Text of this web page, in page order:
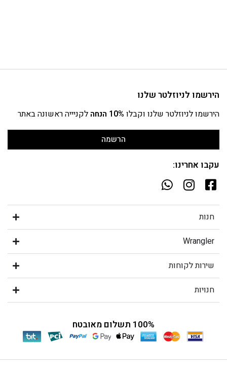
הירשמו לניוזלטר שלנו
הירשמו לניוזלטר שלנו וקבלו 10% הנחה לקניייה ראשונה באתר
הרשמה
עקבו אחרינו:
חנות
Wrangler
שירות לקוחות
חנויות
100% תשלום מאובטח